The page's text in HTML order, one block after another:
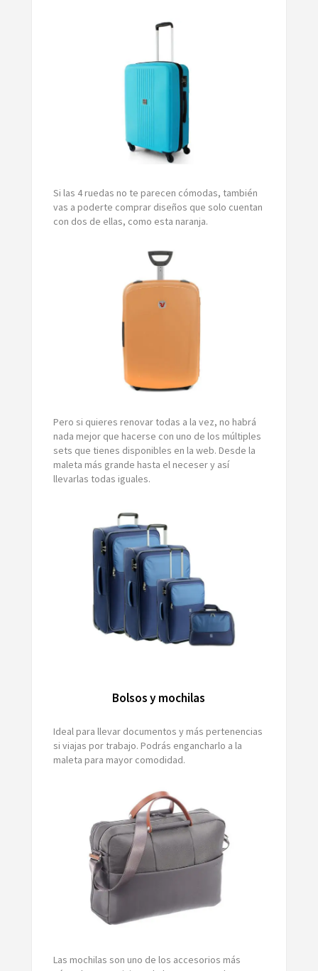
Si las 4 ruedas no te parecen cómodas, también
vas a poderte comprar diseños que solo cuentan
con dos de ellas, como esta naranja.
Pero si quieres renovar todas a la vez, no habrá
nada mejor que hacerse con uno de los múltiples
sets que tienes disponibles en la web. Desde la
maleta más grande hasta el neceser y así
llevarlas todas iguales.
Bolsos y mochilas
Ideal para llevar documentos y más pertenencias
si viajas por trabajo. Podrás engancharlo a la
maleta para mayor comodidad.
Las mochilas son uno de los accesorios más